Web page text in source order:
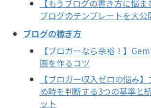
【もうブログの書き方に悩
ブログのテンプレートを大公
ブログの稼ぎ方
【ブロガーなら余裕！】
画を作るコツ
【ブロガー収入ゼロの悩み
め時を判断する3つの基準と
ット